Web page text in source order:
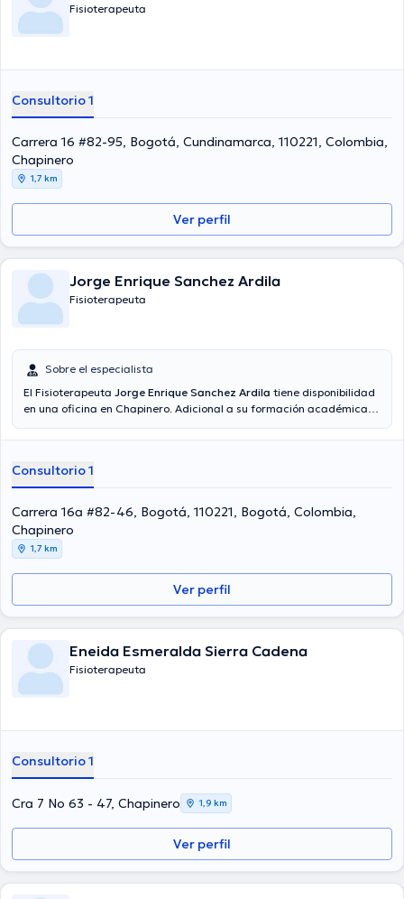
Fisioterapeuta
Consultorio 1
Carrera 16 #82-95, Bogotá, Cundinamarca, 110221, Colombia,
Chapinero
1,7 km
Ver perfil
Jorge Enrique Sanchez Ardila
Fisioterapeuta
Sobre el especialista
El Fisioterapeuta Jorge Enrique Sanchez Ardila tiene disponibilidad
en una oficina en Chapinero. Adicional a su formación académica
especialidad. El Dr. cuenta con varios años de experiencia laboral en
miembro de diversas asociaciones médicas. Jorge Enrique Sanchez
Ardila ha colaborado en múltiples conferencias con miras a tener
una formación continua en su ámbito de especialización y ha
anunciado numerosos artículos. Español son los idiomas usados por
el médico.
Consultorio 1
Carrera 16a #82-46, Bogotá, 110221, Bogotá, Colombia,
Chapinero
1,7 km
Ver perfil
Eneida Esmeralda Sierra Cadena
Fisioterapeuta
Consultorio 1
Cra 7 No 63 - 47, Chapinero 1,9 km
Ver perfil